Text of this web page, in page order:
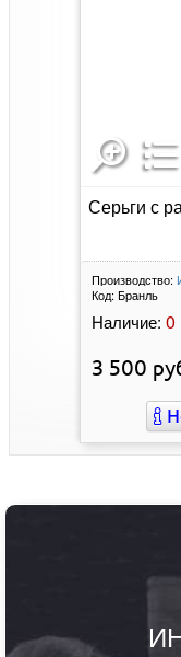
Серьги с
Производство:
Код: Бранль
Наличие: 0
3 500